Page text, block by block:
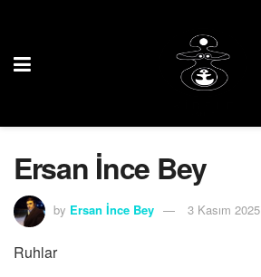
Ersan İnce Bey
by Ersan İnce Bey 3 Kasım 2025
Ruhlar